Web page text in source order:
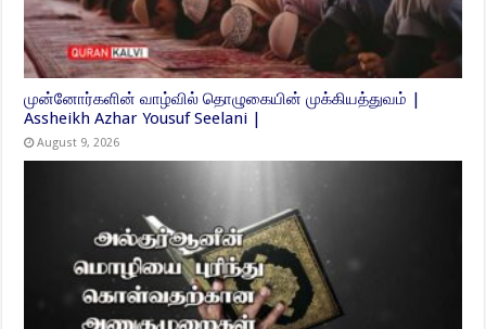
முன்னோர்களின் வாழ்வில் தொழுகையின் முக்கியத்துவம் |
Assheikh Azhar Yousuf Seelani |
August 9, 2026